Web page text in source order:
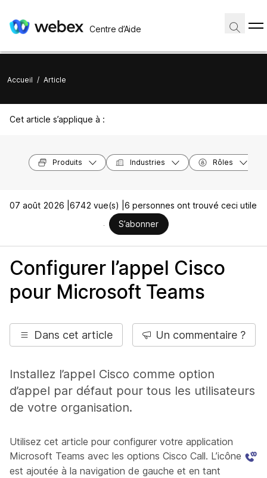
Centre d’Aide
Accueil / Article
Cet article s’applique à :
Produits Industries Rôles
07 août 2026 | 6742 vue(s) | 6 personnes ont trouvé ceci utile
S’abonner
Configurer l’appel Cisco
pour Microsoft Teams
Dans cet article Un commentaire ?
Installez l’appel Cisco comme option
d’appel par défaut pour tous les utilisateurs
de votre organisation.
Utilisez cet article pour configurer votre application
Microsoft Teams avec les options Cisco Call. L’icône
est ajoutée à la navigation de gauche et en tant